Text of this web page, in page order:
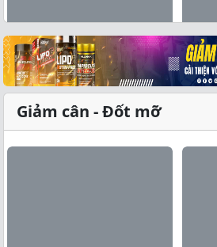
Xem tất cả →
Giảm cân - Đốt mỡ